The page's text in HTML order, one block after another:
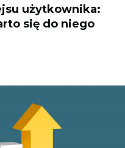
użytkownika:
się do niego